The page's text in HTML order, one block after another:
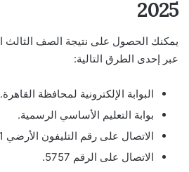
2025
عبر إحدى الطرق التالية:
البوابة الإلكترونية لمحافظة القاهرة.
بوابة التعليم الأساسي الرسمية.
الاتصال على رقم التليفون الأرضي 09000111 أو 09000100.
الاتصال على الرقم 5757.